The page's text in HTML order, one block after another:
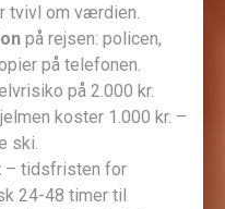
tvivl om værdien.
på rejsen: policen,
på telefonen.
på 2.000 kr.
koster 1.000 kr. –
ski.
– tidsfristen for
24-48 timer til